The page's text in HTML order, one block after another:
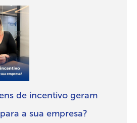
de incentivo geram
a sua empresa?